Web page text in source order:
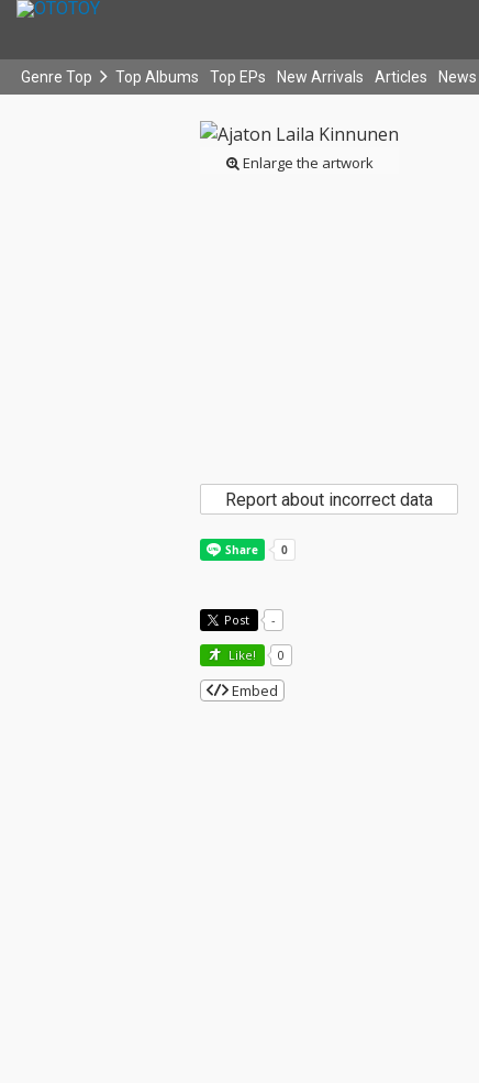
Genre Top Top Albums Top EPs New Arrivals Articles News
Enlarge the artwork
Report about incorrect data
Post -
Like! 0
Embed